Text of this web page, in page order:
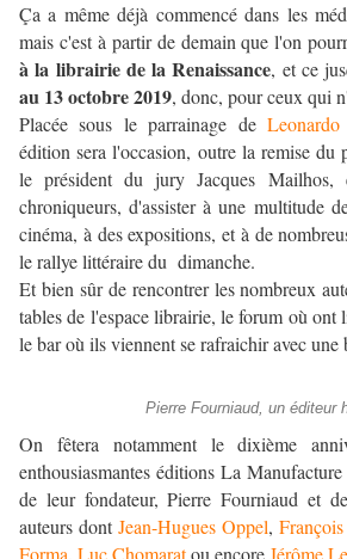
Ça a même déjà commencé dans les
mais c'est à partir de demain que l'on
à la librairie de la Renaissance, et ce
au 13 octobre 2019, donc, pour ceux qui
Placée sous le parrainage de Leonardo
édition sera l'occasion, outre la remise
le président du jury Jacques
chroniqueurs, d'assister à une multitude
cinéma, à des expositions, et à de
le rallye littéraire du dimanche.
Et bien sûr de rencontrer les nombreux
tables de l'espace librairie, le forum où ont
le bar où ils viennent se rafraichir avec une
Pierre Fourniaud, un éditeur
On fêtera notamment le dixième
enthousiasmantes éditions La
de leur fondateur, Pierre Fourniaud et
auteurs dontJean-Hugues Oppel,
Forma, Luc Chomaratou encoreJérôme